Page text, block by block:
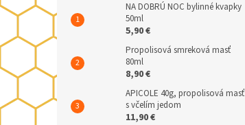
NA DOBRÚ NOC bylinné kvapky
50ml
5,90 €
Propolisová smreková masť
80ml
8,90 €
APICOLE 40g, propolisová masť
s včelím jedom
11,90 €